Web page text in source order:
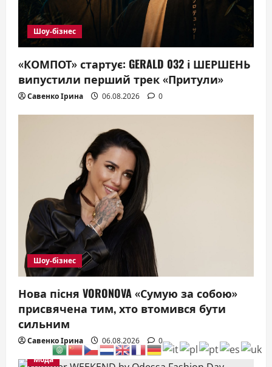
Шоу-бізнес
«КОМПОТ» стартує: GERALD 032 і ШЕРШЕНЬ
випустили перший трек «Притули»
Савенко Ірина 06.08.2026 0
Шоу-бізнес
Нова пісня VORONOVA «Сумую за собою»
присвячена тим, хто втомився бути
сильним
Савенко Ірина 06.08.2026
0
Мода